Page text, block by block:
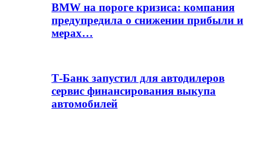
BMW на пороге кризиса: компания
предупредила о снижении прибыли и
мерах…
Т-Банк запустил для автодилеров
сервис финансирования выкупа
автомобилей